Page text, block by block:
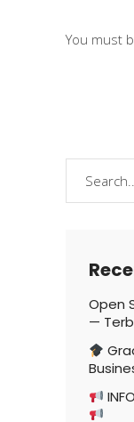
You must
Open
—